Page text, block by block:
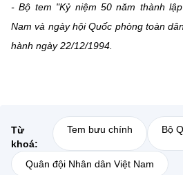
- Bộ tem "Kỷ niệm 50 năm thành
Nam và ngày hội Quốc phòng toàn
hành ngày 22/12/1994.
Từ
khoá:
Tem bưu chính Bộ
Quân đội Nhân dân Việt Nam